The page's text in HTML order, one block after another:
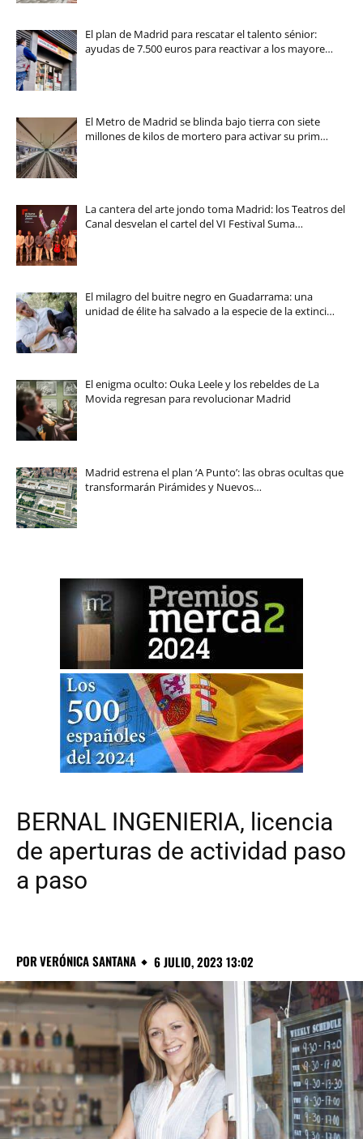
El plan de Madrid para rescatar el talento sénior:
ayudas de 7.500 euros para reactivar a los mayore…
El Metro de Madrid se blinda bajo tierra con siete
millones de kilos de mortero para activar su prim…
La cantera del arte jondo toma Madrid: los Teatros del
Canal desvelan el cartel del VI Festival Suma…
El milagro del buitre negro en Guadarrama: una
unidad de élite ha salvado a la especie de la extinci…
El enigma oculto: Ouka Leele y los rebeldes de La
Movida regresan para revolucionar Madrid
Madrid estrena el plan ‘A Punto’: las obras ocultas que
transformarán Pirámides y Nuevos…
BERNAL INGENIERIA, licencia
de aperturas de actividad paso
a paso
PORVERÓNICA SANTANA 6 JULIO, 2023 13:02